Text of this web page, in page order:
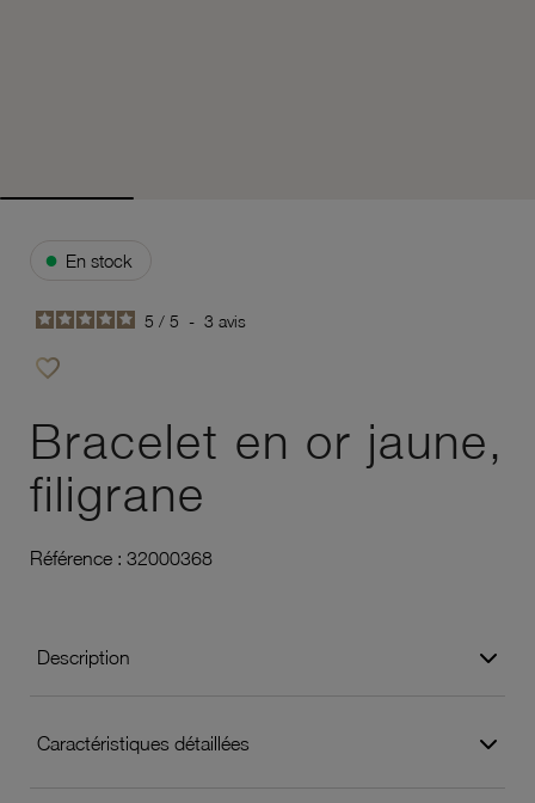
● En stock
5 / 5 - 3 avis
favorite_border
Bracelet en or jaune,
filigrane
Référence : 32000368
Description
Caractéristiques détaillées